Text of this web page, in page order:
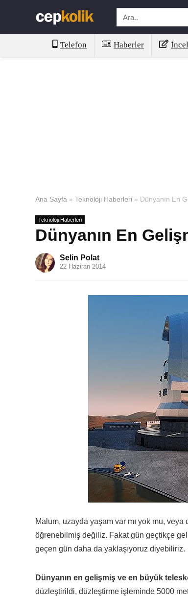
Telefon Haberler
Ana Sayfa » Teknoloji Haberleri » Dünyanın En
Teknoloji Haberleri
Dünyanın En
Selin Polat
22 Haziran 2014
Malum, uzayda yaşam var mı yok mu,
öğrenebilmiş değiliz. Fakat gün geçtikçe
geçen gün daha da yaklaşıyoruz diyebiliriz.
Dünyanın en gelişmiş ve en büyük
düzleştirildi, düzleştirme işleminde 5000